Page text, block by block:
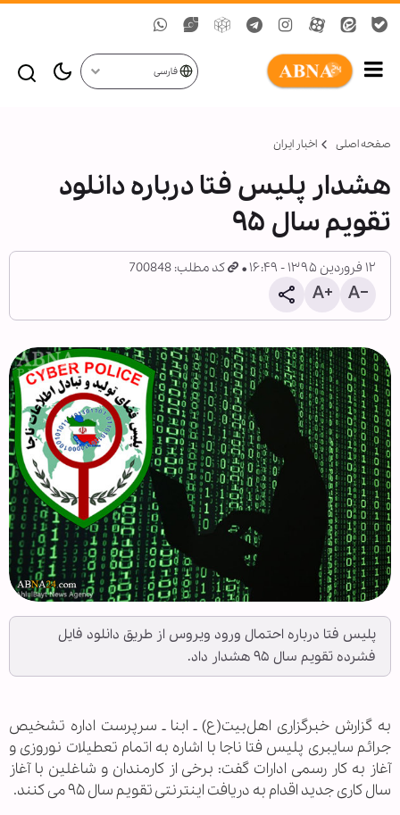
فارسی
صفحه اصلی اخبار ایران
هشدار پلیس فتا درباره دانلود
تقویم سال ۹۵
۱۲ فروردین ۱۳۹۵ - ۱۶:۴۹ کد مطلب: 700848
پلیس فتا درباره احتمال ورود ویروس از طریق دانلود فایل
فشرده تقویم سال ۹۵ هشدار داد.
به گزارش خبرگزاری اهل‌بیت(ع) ـ ابنا ـ سرپرست اداره تشخیص
جرائم سایبری پلیس فتا ناجا با اشاره به اتمام تعطیلات نوروزی و
آغاز به کار رسمی ادارات گفت: برخی از کارمندان و شاغلین با آغاز
سال کاری جدید اقدام به دریافت اینترنتی تقویم سال ۹۵ می کنند.